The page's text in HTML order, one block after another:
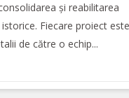
și reabilitarea
Fiecare proiect
de către o echip...